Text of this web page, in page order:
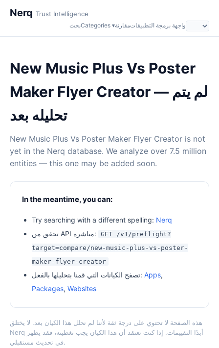
Nerq Trust Intelligence
بحثCategories ▾مقارنةواجهة برمجة التطبيقات
New Music Plus Vs Poster
Maker Flyer Creator — لم يتم
تحليله بعد
New Music Plus Vs Poster Maker Flyer Creator is not
yet in the Nerq database. We analyze over 7.5 million
entities — this one may be added soon.
In the meantime, you can:
Try searching with a different spelling: Nerq
تحقق من API مباشرة:
GET /v1/preflight?
target=compare/new-music-plus-vs-poster-
maker-flyer-creator
تصفح الكيانات التي قمنا بتحليلها بالفعل: Apps,
Packages, Websites
هذه الصفحة لا تحتوي على درجة ثقة لأننا لم نحلل هذا الكيان بعد. لا يختلق
Nerq أبدًا التقييمات. إذا كنت تعتقد أن هذا الكيان يجب تغطيته، فقد يظهر
في تحديث مستقبلي.